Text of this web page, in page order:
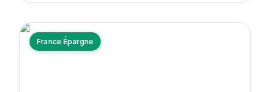
France Épargne